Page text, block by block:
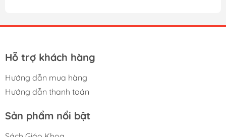
Hỗ trợ khách hàng
Hướng dẫn mua hàng
Hướng dẫn thanh toán
Sản phẩm nổi bật